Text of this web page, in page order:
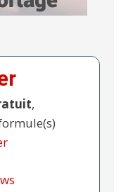
,